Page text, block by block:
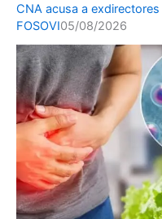
CNA acusa a
FOSOVI05/08/2026